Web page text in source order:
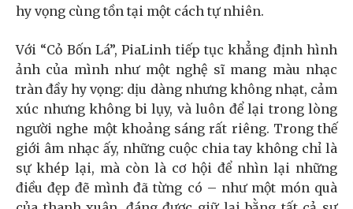
hy vọng cùng tồn tại một cách tự nhiên.
Với “Cỏ Bốn Lá”, PiaLinh tiếp tục khẳng định hình
ảnh của mình như một nghệ sĩ mang màu nhạc
tràn đầy hy vọng: dịu dàng nhưng không nhạt, cảm
xúc nhưng không bi lụy, và luôn để lại trong lòng
người nghe một khoảng sáng rất riêng. Trong thế
giới âm nhạc ấy, những cuộc chia tay không chỉ là
sự khép lại, mà còn là cơ hội để nhìn lại những
điều đẹp đẽ mình đã từng có – như một món quà